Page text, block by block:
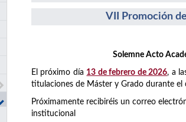
VII Promoción
Solemne Acto Académico de
El próximo día 13 de febrero de 2026, a
titulaciones de Máster y Grado durante el
Próximamente recibiréis un correo
institucional